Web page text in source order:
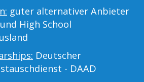
guter alternativer Anbieter
High School
Deutscher
- DAAD